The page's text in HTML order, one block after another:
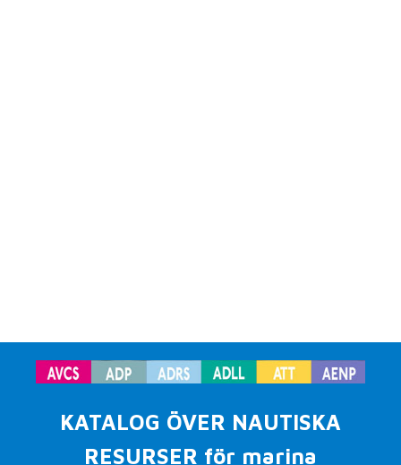
KATALOG ÖVER NAUTISKA
RESURSER för marina